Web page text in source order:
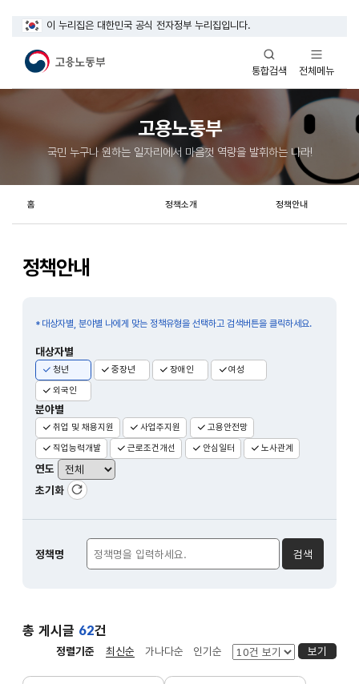
이 누리집은 대한민국 공식 전자정부 누리집입니다.
통합검색
열기
전체메뉴
열기
고용노동부
국민 누구나 원하는 일자리에서 마음껏 역량을 발휘하는 나라!
정책안내
홈 정책소개 정책안내
대상자별, 분야별 나에게 맞는 정책유형을 선택하고 검색버튼을 클릭하세요.
게시판검색
대상자별
청년 중장년 장애인
여성
외국인
분야별
취업 및 채용지원 사업주지원
고용안전망
직업능력개발
근로조건개선 안심일터 노사관계
연도
초기화
정책검색
정책명 검색
총 게시글 62건
정렬기준 최신순 가나다순 인기순 보기